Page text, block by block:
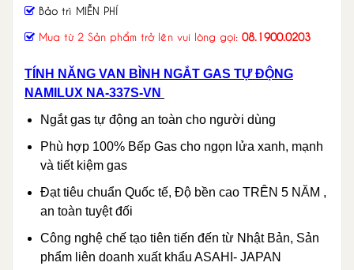
Bảo trì MIỄN PHÍ
Mua từ 2 Sản phẩm trở lên vui lòng gọi: 08.1900.0203
TÍNH NĂNG VAN BÌNH NGẮT GAS TỰ ĐỘNG
NAMILUX NA-337S-VN
Ngắt gas tự động an toàn cho người dùng
Phù hợp 100% Bếp Gas cho ngọn lửa xanh, mạnh
và tiết kiệm gas
Đạt tiêu chuẩn Quốc tế, Độ bền cao TRÊN 5 NĂM ,
an toàn tuyệt đối
Công nghệ chế tạo tiên tiến đến từ Nhật Bản, Sản
phẩm liên doanh xuất khẩu ASAHI- JAPAN